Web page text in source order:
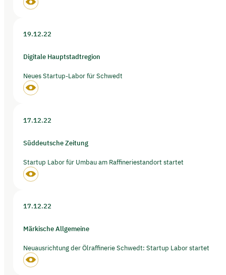
19.12.22
Digitale Hauptstadtregion
Neues Startup-Labor für Schwedt
17.12.22
Süddeutsche Zeitung
Startup Labor für Umbau am Raffineriestandort startet
17.12.22
Märkische Allgemeine
Neuausrichtung der Ölraffinerie Schwedt: Startup Labor startet